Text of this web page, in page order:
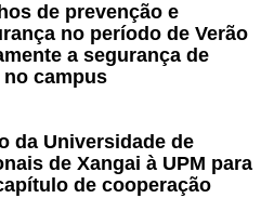
de prevenção e
no período de Verão
a segurança de
campus
da Universidade de
de Xangai à UPM para
de cooperação